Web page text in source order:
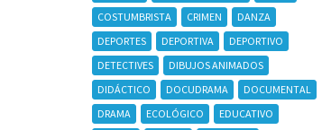
COSTUMBRISTA
CRIMEN
DANZA
DEPORTES
DEPORTIVA
DEPORTIVO
DETECTIVES
DIBUJOS ANIMADOS
DIDÁCTICO
DOCUDRAMA
DOCUMENTAL
DRAMA
ECOLÓGICO
EDUCATIVO